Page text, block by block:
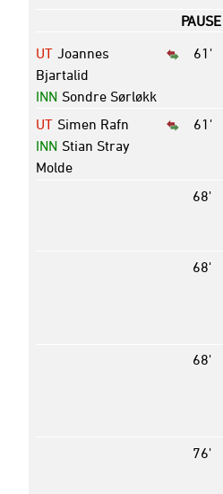
PAUSE
61'
UT Joannes
Bjartalid
INN Sondre Sørløkk
61'
UT Simen Rafn
INN Stian Stray
Molde
68'
68'
68'
76'